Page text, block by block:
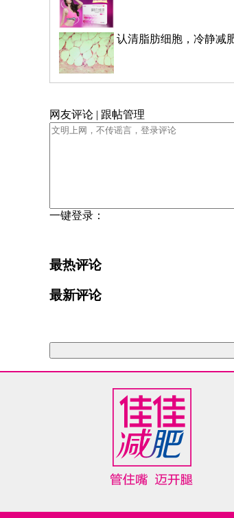
认清脂肪细胞，冷静减
网友评论 | 跟帖管理
一键登录：
最热评论
最新评论